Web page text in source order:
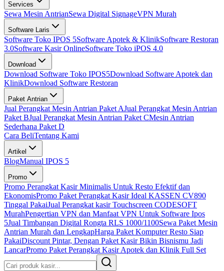
Services
Sewa Mesin AntrianSewa Digital SignageVPN Murah
Software Laris
Software Toko IPOS 5Software Apotek & KlinikSoftware Restoran
3.0Software Kasir OnlineSoftware Toko iPOS 4.0
Download
Download Software Toko IPOS5Download Software Apotek dan
KlinikDownload Software Restoran
Paket Antrian
Jual Perangkat Mesin Antrian Paket AJual Perangkat Mesin Antrian
Paket BJual Perangkat Mesin Antrian Paket CMesin Antrian
Sederhana Paket D
Cara BeliTentang Kami
Artikel
BlogManual IPOS 5
Promo
Promo Perangkat Kasir Minimalis Untuk Resto Efektif dan
EkonomisPromo Paket Perangkat Kasir Ideal KASSEN CV890
Tinggal PakaiJual Perangkat kasir Touchscreen CODESOFT
MurahPengertian VPN dan Manfaat VPN Untuk Software Ipos
5Jual Timbangan Digital Rongta RLS 1000/1100Sewa Paket Mesin
Antrian Murah dan LengkapHarga Paket Komputer Resto Siap
PakaiDiscount Pintar, Dengan Paket Kasir Bikin Bisnismu Jadi
LancarPromo Paket Perangkat Kasir Apotek dan Klinik Full Set